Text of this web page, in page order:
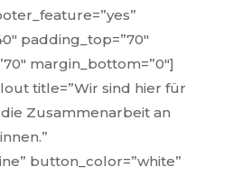
padding_top=”70″
margin_bottom=”0″]
title=”Wir sind hier für
die Zusammenarbeit an
button_color=”white”